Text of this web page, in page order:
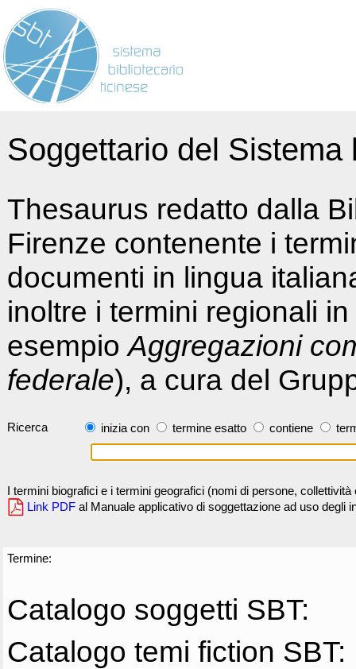
Soggettario del
Thesaurus redatto dalla
Firenze contenente i
documenti in lingua
inoltre i termini regionali
esempioAggregazioni
federale), a cura del
Ricerca inizia con termine esatto contiene
I termini biografici e i termini geografici (nomi di persone,
Link PDF al Manuale applicativo di soggettazione ad uso degli
Termine:
Catalogo soggetti SBT:
Catalogo temi fiction SBT: